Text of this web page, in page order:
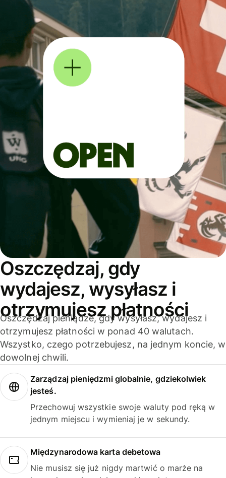
Oszczędzaj, gdy
wydajesz, wysyłasz i
otrzymujesz płatności
Oszczędzaj pieniądze, gdy wysyłasz, wydajesz i
otrzymujesz płatności w ponad 40 walutach.
Wszystko, czego potrzebujesz, na jednym koncie, w
dowolnej chwili.
Zarządzaj pieniędzmi globalnie, gdziekolwiek
jesteś.
Przechowuj wszystkie swoje waluty pod ręką w
jednym miejscu i wymieniaj je w sekundy.
Międzynarodowa karta debetowa
Nie musisz się już nigdy martwić o marże na